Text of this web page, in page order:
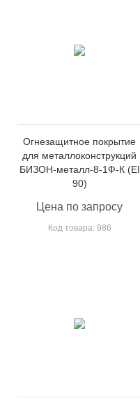
Огнезащитное покрытие
для металлоконструкций
БИЗОН-металл-8-1Ф-К (EI
90)
Цена по запросу
Код товара: 986